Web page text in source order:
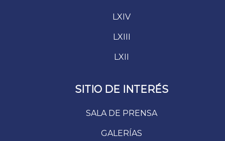
LXIV
LXIII
LXII
SITIO DE INTERÉS
SALA DE PRENSA
GALERÍAS